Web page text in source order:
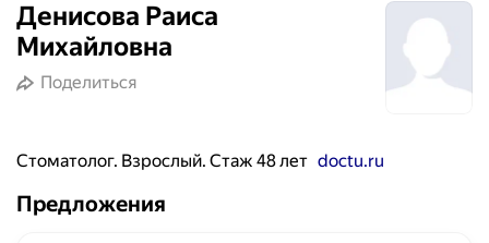
Денисова Раиса
Михайловна
Поделиться
Стоматолог. Взрослый. Стаж 48 лет doctu.ru
Предложения